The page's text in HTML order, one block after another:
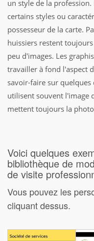
un style de la
certains styles ou
possesseur de la carte.
huissiers restent
peu d'images. Les
travailler à fond l'aspect
savoir-faire sur
utilisent souvent l'image
mettent toujours la
Voici quelques
bibliothèque de
de visite
Vous pouvez les
cliquant dessus.